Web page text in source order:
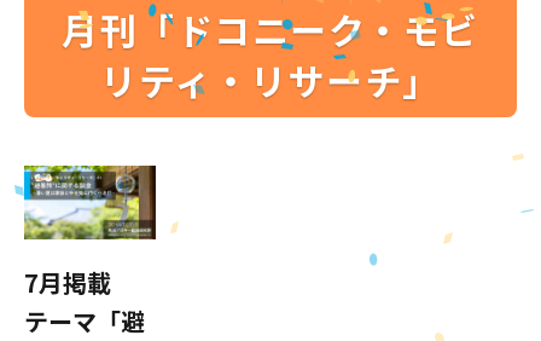
月刊「ドコニーク・モビ
リティ・リサーチ」
7月掲載
テーマ「避